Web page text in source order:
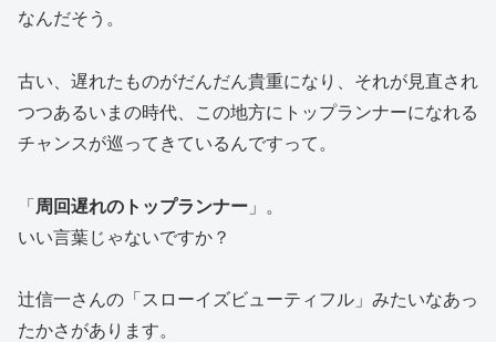
なんだそう。
古い、遅れたものがだんだん貴重になり、それが見直され
つつあるいまの時代、この地方にトップランナーになれる
チャンスが巡ってきているんですって。
「 周回遅れのトップランナー 」。
いい言葉じゃないですか？
辻信一さんの「スローイズビューティフル」みたいなあっ
たかさがあります。